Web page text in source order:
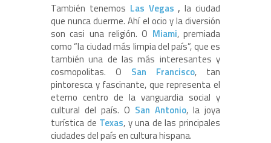
También tenemos Las Vegas ,la ciudad
que nunca duerme. Ahí el ocio y la diversión
son casi una religión. O Miami, premiada
como “la ciudad más limpia del país”, que es
también una de las más interesantes y
cosmopolitas. O San Francisco, tan
pintoresca y fascinante, que representa el
eterno centro de la vanguardia social y
cultural del país. O San Antonio, la joya
turística de Texas, y una de las principales
ciudades del país en cultura hispana.